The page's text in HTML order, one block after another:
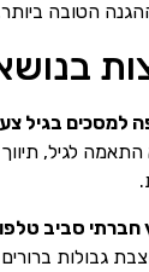
הטובה
למסכים בגיל
לגיל, תיווך
סביב
גבולות